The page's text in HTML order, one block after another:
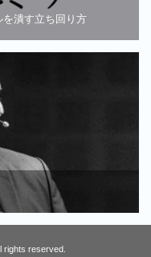
を潰す立ち回り方
rights reserved.